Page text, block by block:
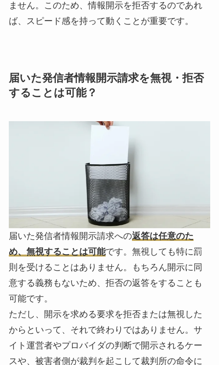
ません。このため、情報開示を拒否するのであれ
ば、スピード感を持って動くことが重要です。
届いた発信者情報開示請求を無視・拒否
することは可能？
届いた発信者情報開示請求への返答は任意のた
め、無視することは可能です。無視しても特に罰
則を受けることはありません。もちろん開示に同
意する義務もないため、拒否の返答をすることも
可能です。
ただし、開示を求める要求を拒否または無視した
からといって、それで終わりではありません。サ
イト運営者やプロバイダの判断で開示されるケー
スや、被害者側が裁判を起こして裁判所の命令に